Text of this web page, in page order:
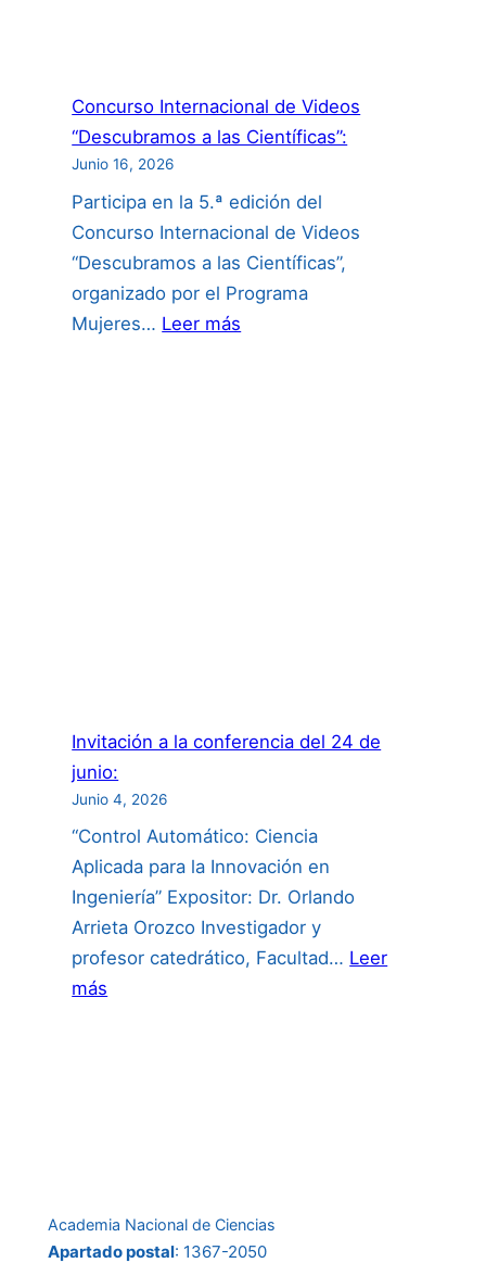
Concurso Internacional de Videos
“Descubramos a las Científicas”:
Junio 16, 2026
Participa en la 5.ª edición del
Concurso Internacional de Videos
“Descubramos a las Científicas”,
organizado por el Programa
Mujeres… Leer más
Invitación a la conferencia del 24 de
junio:
Junio 4, 2026
“Control Automático: Ciencia
Aplicada para la Innovación en
Ingeniería” Expositor: Dr. Orlando
Arrieta Orozco Investigador y
profesor catedrático, Facultad… Leer
más
junio:
Academia Nacional de Ciencias
Apartado postal: 1367-2050